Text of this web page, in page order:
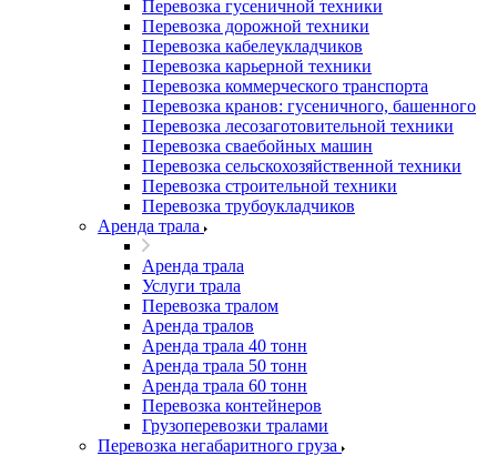
Перевозка гусеничной техники
Перевозка дорожной техники
Перевозка кабелеукладчиков
Перевозка карьерной техники
Перевозка коммерческого транспорта
Перевозка кранов: гусеничного, башенного
Перевозка лесозаготовительной техники
Перевозка сваебойных машин
Перевозка сельскохозяйственной техники
Перевозка строительной техники
Перевозка трубоукладчиков
Аренда трала
Аренда трала
Услуги трала
Перевозка тралом
Аренда тралов
Аренда трала 40 тонн
Аренда трала 50 тонн
Аренда трала 60 тонн
Перевозка контейнеров
Грузоперевозки тралами
Перевозка негабаритного груза